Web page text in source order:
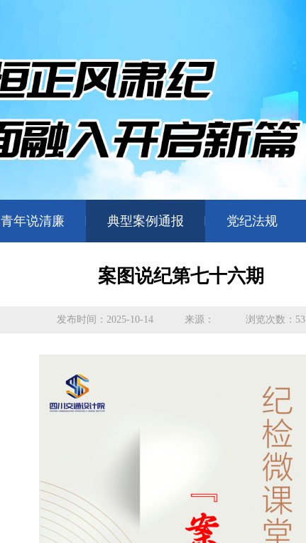
青年说清廉 典型案例通报 党纪法规
案图说纪第七十六期
发布时间：2025-10-14 来源： 浏览次数：53